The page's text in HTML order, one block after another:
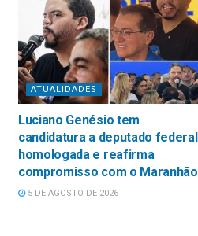
ATUALIDADES
Luciano Genésio tem
candidatura a deputado federal
homologada e reafirma
compromisso com o Maranhão
5 DE AGOSTO DE 2026